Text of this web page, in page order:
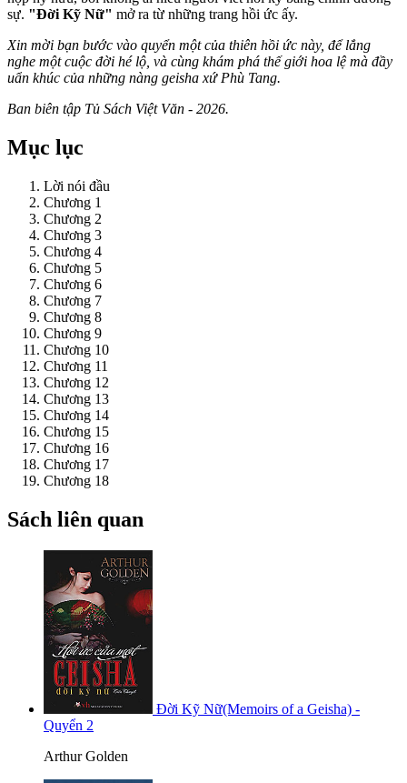
sự. "Đời Kỹ Nữ" mở ra từ những trang hồi ức ấy.
Xin mời bạn bước vào quyển một của thiên hồi ức này, để lắng
nghe một cuộc đời hé lộ, và cùng khám phá thế giới hoa lệ mà đầy
uẩn khúc của những nàng geisha xứ Phù Tang.
Ban biên tập Tủ Sách Việt Văn - 2026.
Mục lục
Lời nói đầu
Chương 1
Chương 2
Chương 3
Chương 4
Chương 5
Chương 6
Chương 7
Chương 8
Chương 9
Chương 10
Chương 11
Chương 12
Chương 13
Chương 14
Chương 15
Chương 16
Chương 17
Chương 18
Sách liên quan
Đời Kỹ Nữ(Memoirs of a Geisha) -
Quyển 2
Arthur Golden